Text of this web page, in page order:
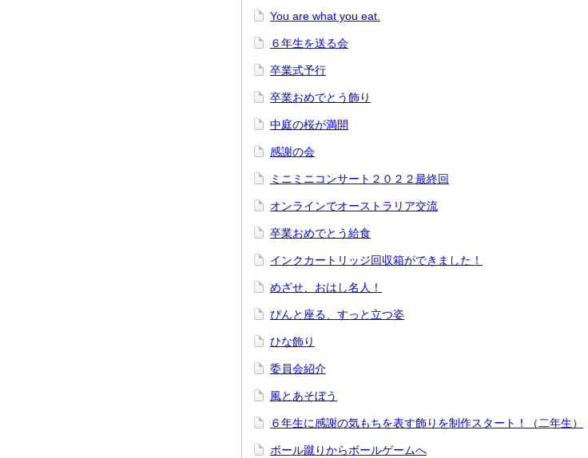
You are what you eat.
６年生を送る会
卒業式予行
卒業おめでとう飾り
中庭の桜が満開
感謝の会
ミニミニコンサート２０２２最終回
オンラインでオーストラリア交流
卒業おめでとう給食
インクカートリッジ回収箱ができました！
めざせ、おはし名人！
ぴんと座る、すっと立つ姿
ひな飾り
委員会紹介
風とあそぼう
６年生に感謝の気もちを表す飾りを制作スタート！（二年生）
ボール蹴りからボールゲームへ